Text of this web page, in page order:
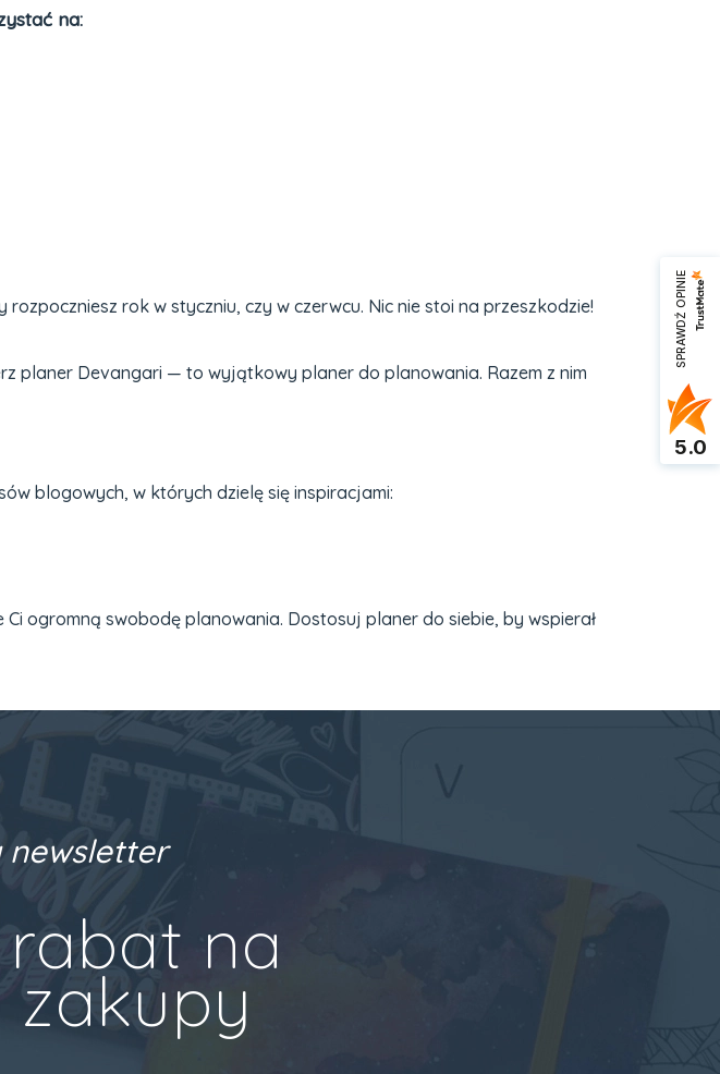
na:
rozpoczniesz rok w styczniu, czy w czerwcu. Nic nie stoi na przeszkodzie!
planer Devangari — to wyjątkowy planer do planowania. Razem z nim
blogowych, w których dzielę się inspiracjami:
ogromną swobodę planowania. Dostosuj planer do siebie, by wspierał
newsletter
na
zakupy
SPRAWDŹ OPINIE
5.0